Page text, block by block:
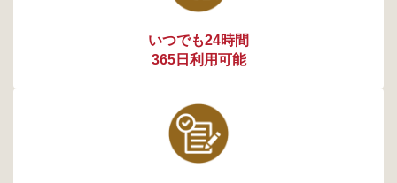
いつでも24時間
365日利用可能